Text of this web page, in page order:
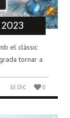
el clàssic
tornar a
10 DIC 0